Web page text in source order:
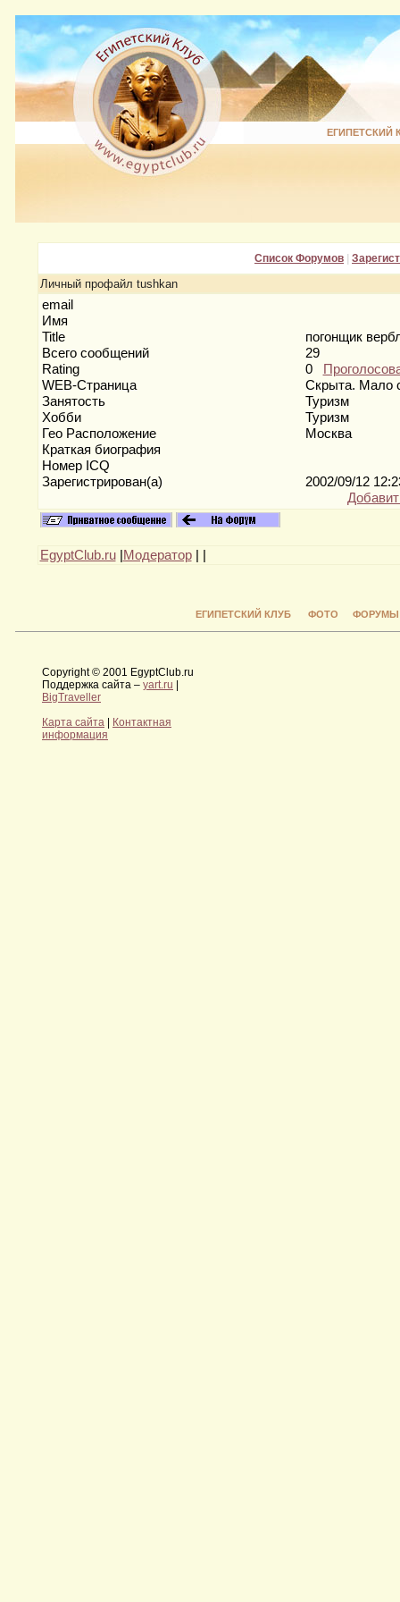
ЕГИПЕТСКИЙ
Список Форумов
Личный профайл tushkan
email
Имя
Title
погонщик
Всего сообщений
29
Rating
0
WEB-Страница
Скрыта. Мало
Занятость
Туризм
Хобби
Туризм
Гео Расположение
Москва
Краткая биография
Номер ICQ
Зарегистрирован(а)
2002/09/12
EgyptClub.ru| Модератор|
ЕГИПЕТСКИЙ КЛУБ ФОТО ФОРУМЫ
Copyright © 2001 EgyptClub.ru
Поддержка сайта – yart.ru |
BigTraveller
Карта сайта | Контактная
информация